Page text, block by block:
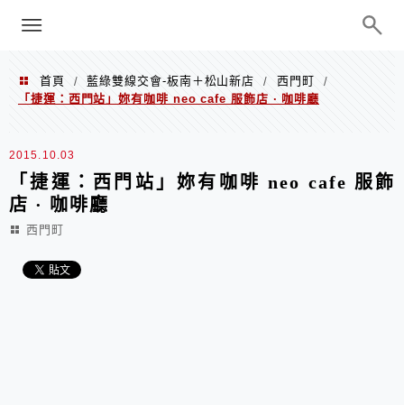
巧、世界走透透
menu
首頁 / 藍綠雙線交會-板南＋松山新店 / 西門町
/
「捷運：西門站」妳有咖啡 neo cafe 服飾店 · 咖啡廳
2015.10.03
「捷運：西門站」妳有咖啡 neo cafe 服飾
店 · 咖啡廳
西門町